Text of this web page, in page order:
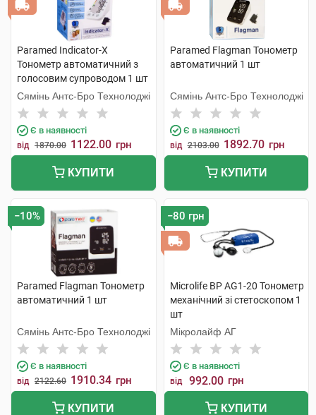
Paramed Indicator-X
Тонометр автоматичний з
голосовим супроводом 1 шт
Сямінь Антс-Бро Технолоджі
Є в наявності
від 1870.00 1122.00 грн
КУПИТИ
Paramed Flagman Тонометр
автоматичний 1 шт
Сямінь Антс-Бро Технолоджі
Є в наявності
від 2103.00 1892.70 грн
КУПИТИ
−10%
Paramed Flagman Тонометр
автоматичний 1 шт
Сямінь Антс-Бро Технолоджі
Є в наявності
від 2122.60 1910.34 грн
КУПИТИ
−80 грн
Microlife BP AG1-20 Тонометр
механічний зі стетоскопом 1
шт
Мікролайф AГ
Є в наявності
від 992.00 грн
КУПИТИ